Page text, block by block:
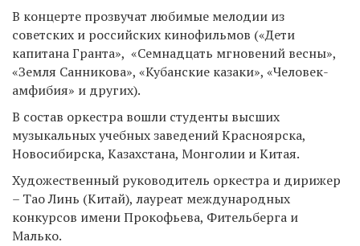
В концерте прозвучат любимые мелодии из
советских и российских кинофильмов («Дети
капитана Гранта», «Семнадцать мгновений весны»,
«Земля Санникова», «Кубанские казаки», «Человек-
амфибия» и других).
В состав оркестра вошли студенты высших
музыкальных учебных заведений Красноярска,
Новосибирска, Казахстана, Монголии и Китая.
Художественный руководитель оркестра и дирижер
– Тао Линь (Китай), лауреат международных
конкурсов имени Прокофьева, Фительберга и
Малько.